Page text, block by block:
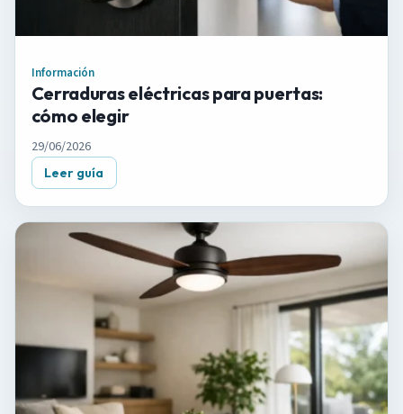
Información
Cerraduras eléctricas para puertas:
cómo elegir
29/06/2026
Leer guía